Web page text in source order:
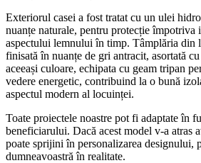
Exteriorul casei a fost tratat cu un ulei
nuanțe naturale, pentru protecție împotriva
aspectului lemnului în timp. Tâmplăria din
finisată în nuanțe de gri antracit, asortată
aceeași culoare, echipata cu geam tripan
vedere energetic, contribuind la o bună
aspectul modern al locuinței.
Toate proiectele noastre pot fi adaptate în
beneficiarului. Dacă acest model v-a atras
poate sprijini în personalizarea designului,
dumneavoastră în realitate.